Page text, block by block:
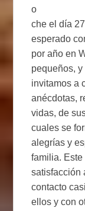
o
che el día
esperado
por año en
pequeños,
invitamos a
anécdotas,
vidas, de
cuales se
alegrías y
familia.
satisfacción
contacto
ellos y con